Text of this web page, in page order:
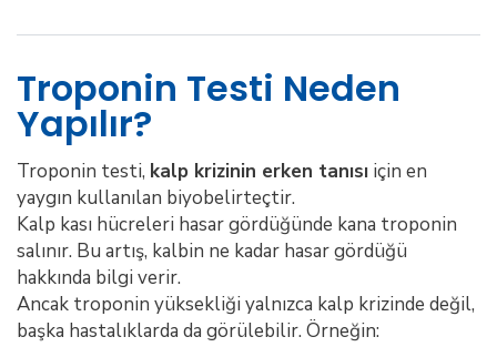
Troponin Testi Neden
Yapılır?
Troponin testi, kalp krizinin erken tanısı için en
yaygın kullanılan biyobelirteçtir.
Kalp kası hücreleri hasar gördüğünde kana troponin
salınır. Bu artış, kalbin ne kadar hasar gördüğü
hakkında bilgi verir.
Ancak troponin yüksekliği yalnızca kalp krizinde değil,
başka hastalıklarda da görülebilir. Örneğin: